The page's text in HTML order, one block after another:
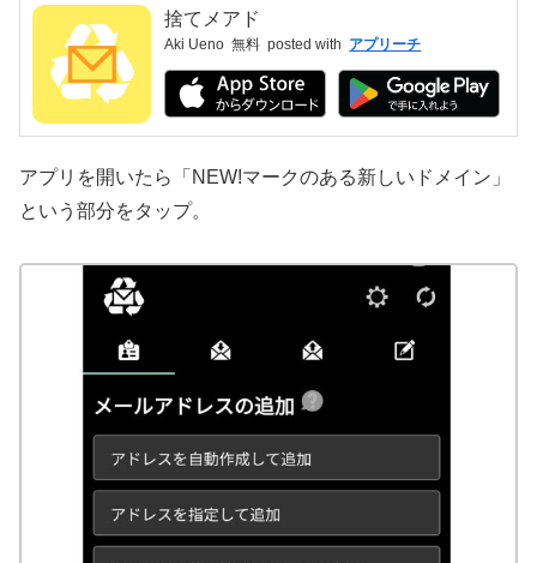
捨てメアド
Aki Ueno 無料 posted with アプリーチ
アプリを開いたら「NEW!マークのある新しいドメイン」
という部分をタップ。